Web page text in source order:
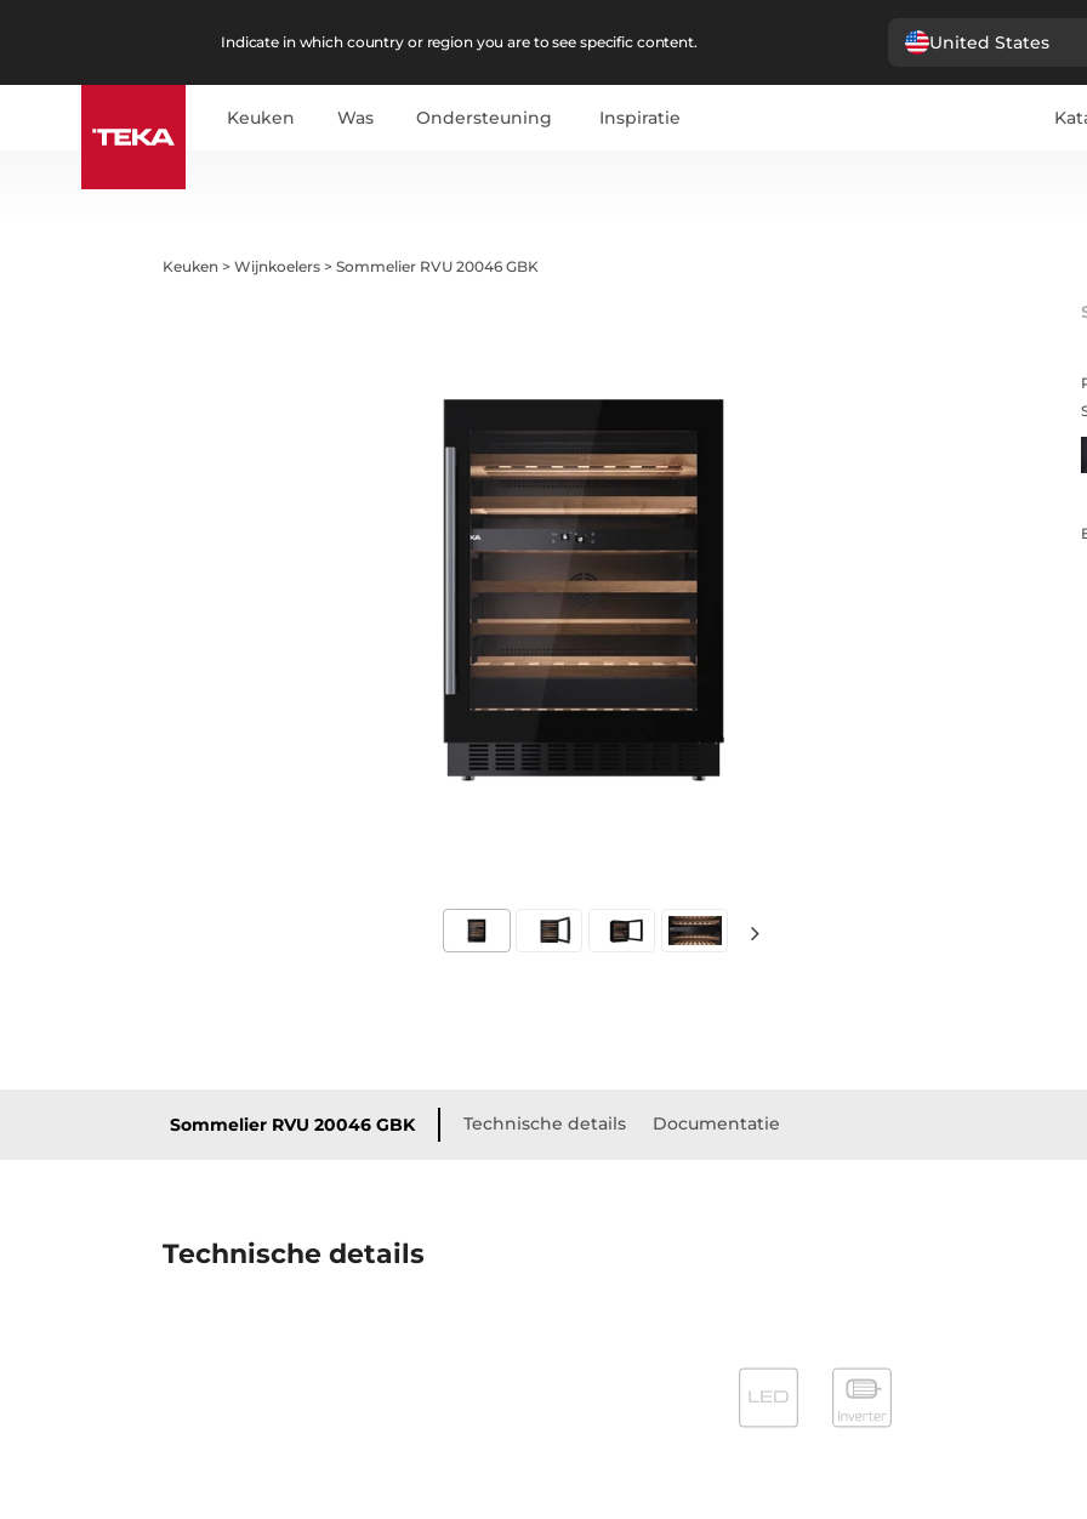
Indicate in which country or region you are to see specific content. United States
Keuken Was Ondersteuning Inspiratie
Keuken >Wijnkoelers >Sommelier RVU 20046 GBK
Sommelier RVU 20046 GBK Technische details Documentatie
Technische details